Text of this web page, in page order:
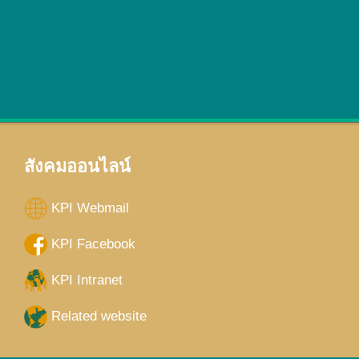
สังคมออนไลน์
KPI Webmail
KPI Facebook
KPI Intranet
Related website